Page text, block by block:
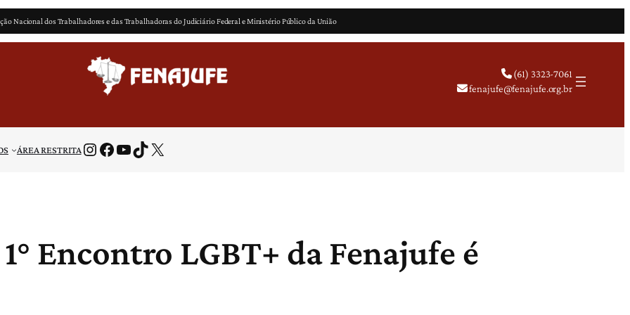
Nacional dos Trabalhadores e das Trabalhadoras do Judiciário Federal e Ministério Público da União
(61) 3323-7061
fenajufe@fenajufe.org.br
ÁREA RESTRITAInstagram Facebook Youtube TikTok X
Encontro LGBT+ da Fenajufe é